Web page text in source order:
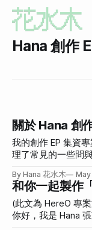
Hana 創作
關於 Hana 創
我的創作 EP 集資
理了常見的一些問
音樂專案。贊助頁
main.php?pid=1176 另外如果你也有問題，歡迎提問：
http://hana.to/ep-qa/ 我想贊助可是系統一直產生錯誤
有其他辦法？ 嘿別擔心，這裏有直接轉帳的方法：
By Hana 花水木
和你一起製作
(此文為 HereO 專
你好，我是 Hana